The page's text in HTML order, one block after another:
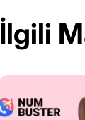
İlgili